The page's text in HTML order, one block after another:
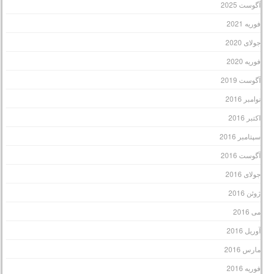
2025
2021
2020
2020
2019
2016
2016
2016
2016
2016
2016
2016
2016
2016
2016